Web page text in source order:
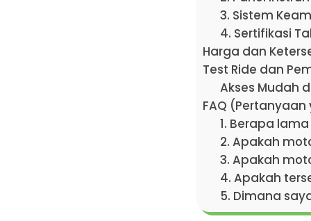
3. Sistem
4. Sertifikasi
Harga dan
Test Ride dan
Akses Mudah
FAQ
1. Berapa
2. Apakah
3. Apakah
4. Apakah
5. Dimana